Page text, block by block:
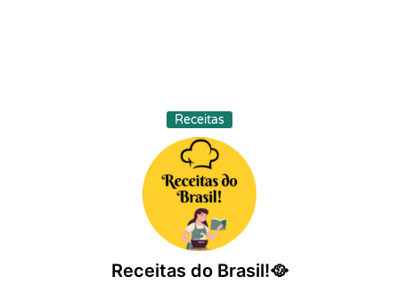
Receitas
Receitas do Brasil!🥘